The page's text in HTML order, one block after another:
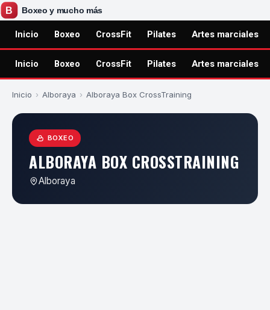
Inicio Boxeo CrossFit Pilates Artes marciales
Inicio Boxeo CrossFit Pilates Artes marciales
Inicio › Alboraya › Alboraya Box CrossTraining
BOXEO
ALBORAYA BOX CROSSTRAINING
Alboraya